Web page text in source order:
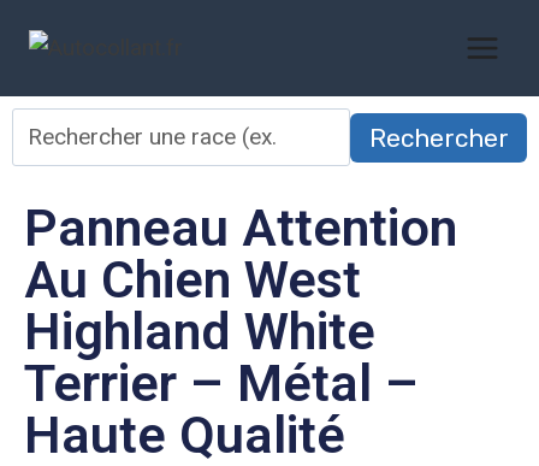
Rechercher
Panneau Attention
Au Chien West
Highland White
Terrier – Métal –
Haute Qualité